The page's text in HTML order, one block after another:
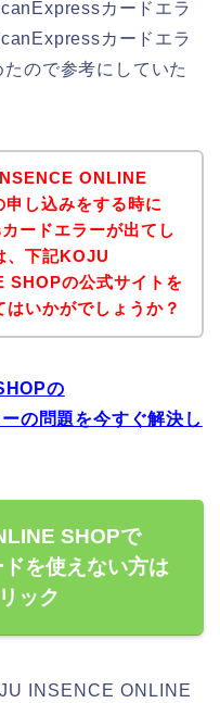
カードエラ
カードエラ
ので参考にしていた
ONLINE
し込みをする時に
ードエラーが出てし
、下記KOJU
SHOPの公式サイトを
いかがでしょうか？
の
の問題を今すぐ解決し
SHOPで
を使えない方は
ック
INSENCE ONLINE